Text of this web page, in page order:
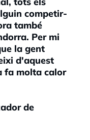
competir-
també
Per mi
la gent
d'aquest
fa molta calor
de